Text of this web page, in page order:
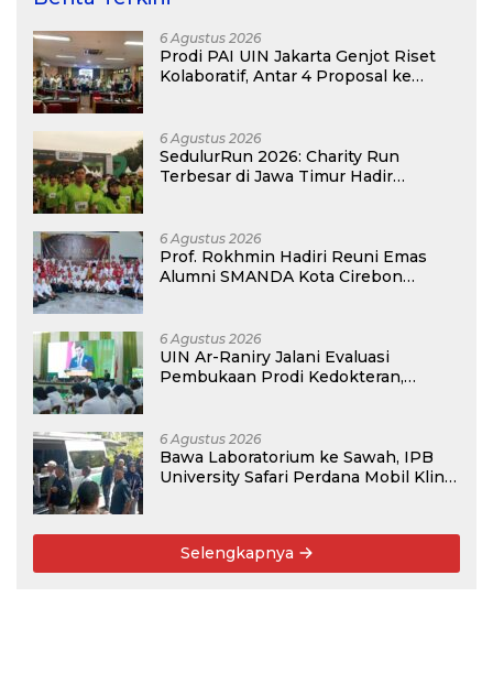
6 Agustus 2026
Prodi PAI UIN Jakarta Genjot Riset
Kolaboratif, Antar 4 Proposal ke
6 Agustus 2026
SedulurRun 2026: Charity Run
Terbesar di Jawa Timur Hadir
Guru Honorer
6 Agustus 2026
Prof. Rokhmin Hadiri Reuni Emas
Alumni SMANDA Kota Cirebon
6 Agustus 2026
UIN Ar-Raniry Jalani Evaluasi
Pembukaan Prodi Kedokteran,
6 Agustus 2026
Bawa Laboratorium ke Sawah, IPB
University Safari Perdana Mobil Klinik
Selengkapnya